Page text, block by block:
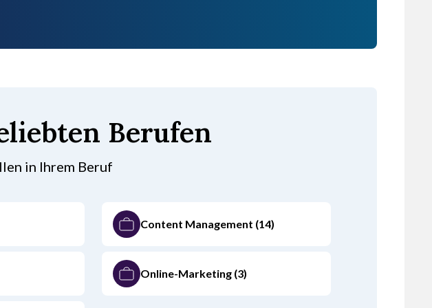
Berufen
in Ihrem Beruf
Content Management (14)
Online-Marketing (3)